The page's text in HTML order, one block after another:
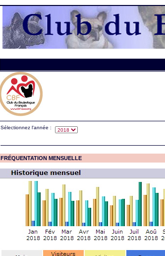
Sélectionnez l'année :
FRÉQUENTATION MENSUELLE